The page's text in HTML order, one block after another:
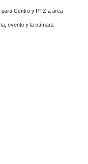
Centro y PTZ a área
evento y la cámara